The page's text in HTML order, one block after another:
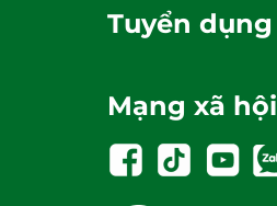
Tuyển dụng
Mạng xã hội